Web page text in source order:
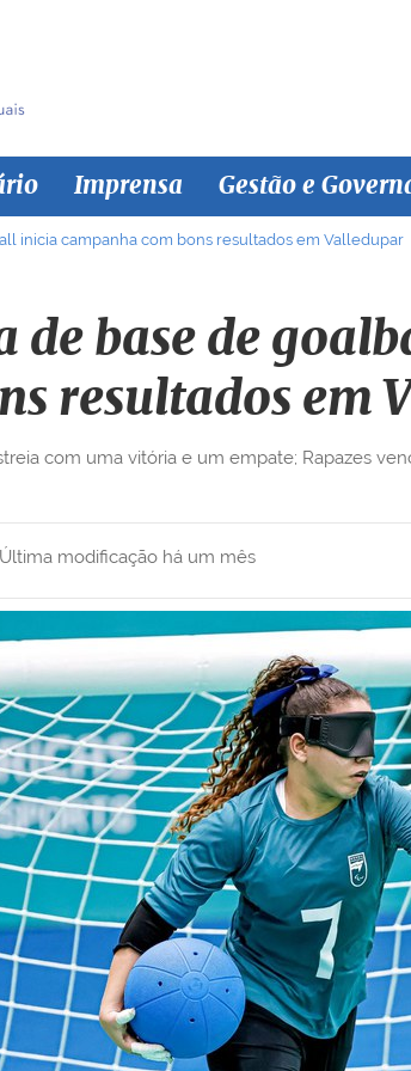
Imprensa Gestão e
inicia campanha com bons resultados em Valledupar
de base de
resultados em
Última modificação há um mês
com uma vitória e um empate; Rapazes